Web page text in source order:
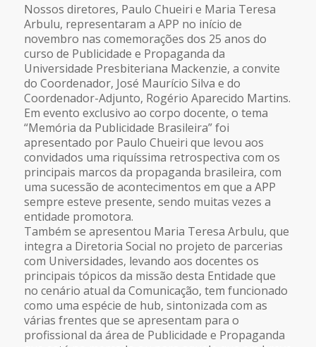
Nossos diretores, Paulo Chueiri e Maria Teresa
Arbulu, representaram a APP no início de
novembro nas comemorações dos 25 anos do
curso de Publicidade e Propaganda da
Universidade Presbiteriana Mackenzie, a convite
do Coordenador, José Maurício Silva e do
Coordenador-Adjunto, Rogério Aparecido Martins.
Em evento exclusivo ao corpo docente, o tema
“Memória da Publicidade Brasileira” foi
apresentado por Paulo Chueiri que levou aos
convidados uma riquíssima retrospectiva com os
principais marcos da propaganda brasileira, com
uma sucessão de acontecimentos em que a APP
sempre esteve presente, sendo muitas vezes a
entidade promotora.
Também se apresentou Maria Teresa Arbulu, que
integra a Diretoria Social no projeto de parcerias
com Universidades, levando aos docentes os
principais tópicos da missão desta Entidade que
no cenário atual da Comunicação, tem funcionado
como uma espécie de hub, sintonizada com as
várias frentes que se apresentam para o
profissional da área de Publicidade e Propaganda